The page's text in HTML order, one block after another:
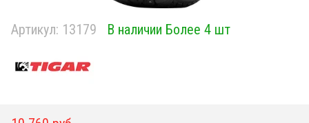
Артикул: 13179 В наличии Более 4 шт